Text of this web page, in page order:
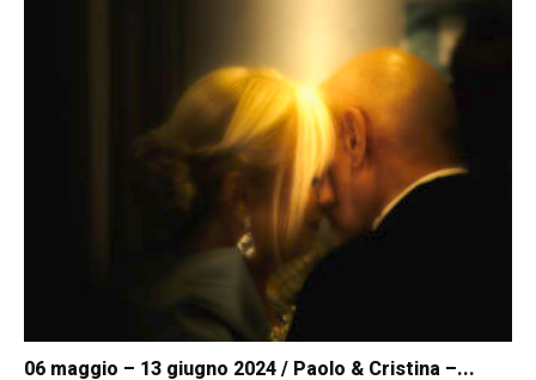
06 maggio – 13 giugno 2024 / Paolo & Cristina –...